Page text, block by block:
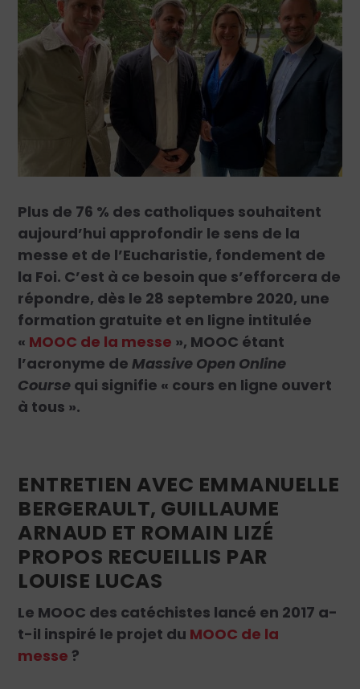
Plus de 76 % des catholiques souhaitent
aujourd’hui approfondir le sens de la
messe et de l’Eucharistie, fondement de
la Foi. C’est à ce besoin que s’efforcera de
répondre, dès le 28 septembre 2020, une
formation gratuite et en ligne intitulée
« MOOC de la messe », MOOC étant
l’acronyme deMassive Open Online
Course qui signifie « cours en ligne ouvert
à tous ».
ENTRETIEN AVEC EMMANUELLE
BERGERAULT, GUILLAUME
ARNAUD ET ROMAIN LIZÉ
PROPOS RECUEILLIS PAR
LOUISE LUCAS
Le MOOC des catéchistes lancé en 2017 a-
t-il inspiré le projet du MOOC de la
messe ?